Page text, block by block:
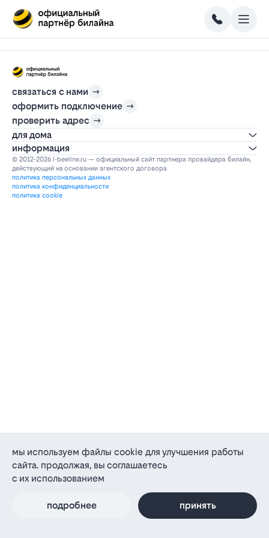
связаться с нами
оформить подключение
проверить адрес
для дома
информация
© 2012-2026 l-beeline.ru — официальный сайт партнера провайдера билайн,
действующий на основании агентского договора
политика персональных данных
политика конфиденциальности
политика cookie
мы используем файлы cookie для улучшения работы
сайта. продолжая, вы соглашаетесь
с их использованием
подробнее принять